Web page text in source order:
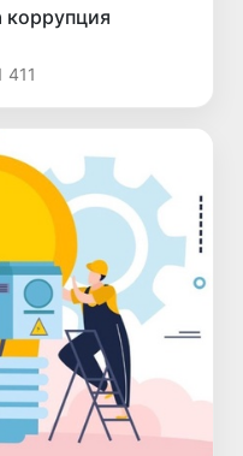
411